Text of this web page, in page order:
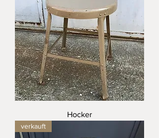
Hocker
verkauft